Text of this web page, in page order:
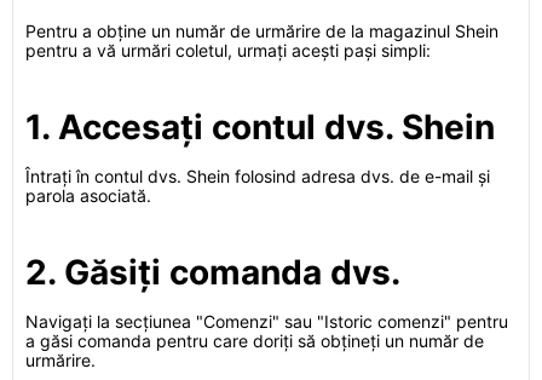
Pentru a obține un număr de urmărire de la magazinul Shein
pentru a vă urmări coletul, urmați acești pași simpli:
1. Accesați contul dvs. Shein
Întrați în contul dvs. Shein folosind adresa dvs. de e-mail și
parola asociată.
2. Găsiți comanda dvs.
Navigați la secțiunea "Comenzi" sau "Istoric comenzi" pentru
a găsi comanda pentru care doriți să obțineți un număr de
urmărire.